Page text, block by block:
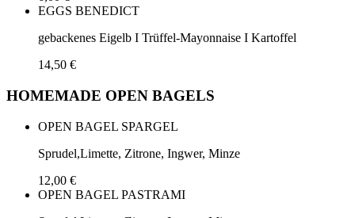
EGGS BENEDICT
gebackenes Eigelb I Trüffel-Mayonnaise I Kartoffel
14,50 €
HOMEMADE OPEN BAGELS
OPEN BAGEL SPARGEL
Sprudel,Limette, Zitrone, Ingwer, Minze
12,00 €
OPEN BAGEL PASTRAMI